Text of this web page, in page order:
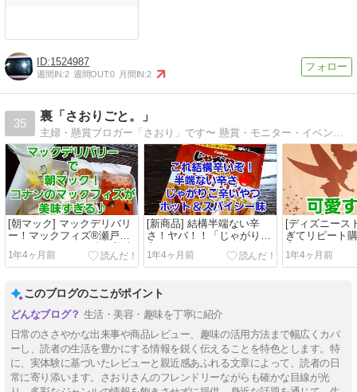
1524987
週間IN:2 週間OUT:0 月間IN:2
35
裏「さおりごと。」
主婦・懸賞ブロガー「さおり」です〜 懸賞・モニター・イベント参加・サポーター・ライターetc. 活動中 〜
[朝マック] マックデリバリ
ー！マックフィズ®️瀬戸内
レモンヨーグルト味が美味
すぎる♪
1年4ヶ月前
[新商品] 結構半端ない辛
さ！ヤバ！！「じゃがりこ
辛いやつホット＆スパイシ
ー味」
1年4ヶ月前
[ディズニース
ぎてリピート
定アイテム☆
ャストとじゃ
1年4ヶ月前
このブログのここがポイント
生活・美容・趣味を丁寧に紹介
日常のささやかな出来事や商品レビュー、趣味の活用方法まで幅広くカバ
ーし、読者の生活を豊かにする情報を鋭く伝えることを特色とします。特
に、実体験に基づいたレビューと親近感あふれる文章によって、読者の日
常に寄り添います。さおりさんのフレンドリーながらも確かな目線が光